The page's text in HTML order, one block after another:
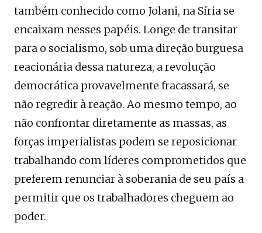
também conhecido como Jolani, na Síria se
encaixam nesses papéis. Longe de transitar
para o socialismo, sob uma direção burguesa
reacionária dessa natureza, a revolução
democrática provavelmente fracassará, se
não regredir à reação. Ao mesmo tempo, ao
não confrontar diretamente as massas, as
forças imperialistas podem se reposicionar
trabalhando com líderes comprometidos que
preferem renunciar à soberania de seu país a
permitir que os trabalhadores cheguem ao
poder.